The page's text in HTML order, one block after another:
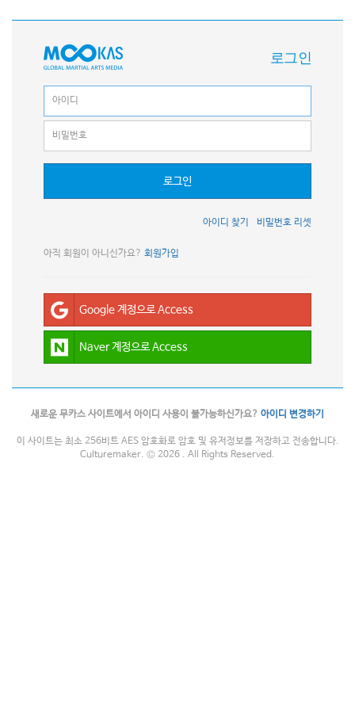
로그인
로그인
비밀번호 리셋
아이디 찾기
아직 회원이 아니신가요? 회원가입
Google 계정으로 Access
Naver 계정으로 Access
새로운 무카스 사이트에서 아이디 사용이 불가능하신가요? 아이디 변경하기
이 사이트는 최소 256비트 AES 암호화로 암호 및 유저정보를 저장하고 전송합니다.
Culturemaker. © 2026 . All Rights Reserved.